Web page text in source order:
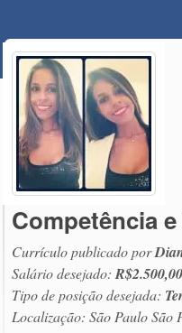
Competência
Currículo publicado por
Salário desejado:R$2.500,00
Tipo de posição desejada:
Localização: São Paulo São